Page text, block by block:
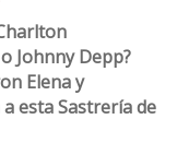
o Johnny Depp?
Elena y
esta Sastrería de